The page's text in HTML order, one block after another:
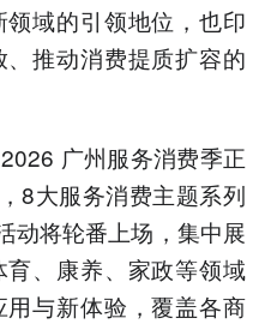
域的引领地位，也印
推动消费提质扩容的
广州服务消费季正
8大服务消费主题系列
动将轮番上场，集中展
、康养、家政等领域
与新体验，覆盖各商